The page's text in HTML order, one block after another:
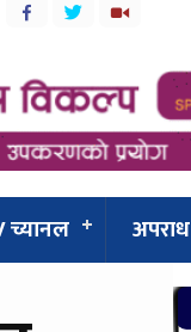
च्यानल अपराध